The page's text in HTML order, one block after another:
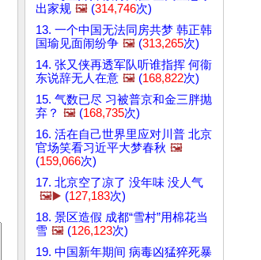
出家规 🖼️ (314,746次)
13. 一个中国无法同房共梦 韩正韩
国瑜见面闹纷争 🖼️ (313,265次)
14. 张又侠再透军队听谁指挥 何衞
东说辞无人在意 🖼️ (168,822次)
15. 气数已尽 习被普京和金三胖抛
弃？ 🖼️ (168,735次)
16. 活在自己世界里应对川普 北京
官场笑看习近平大梦春秋 🖼️
(159,066次)
17. 北京空了凉了 没年味 没人气
🖼️▶️ (127,183次)
18. 景区造假 成都“雪村”用棉花当
雪 🖼️ (126,123次)
19. 中国新年期间 病毒凶猛猝死暴